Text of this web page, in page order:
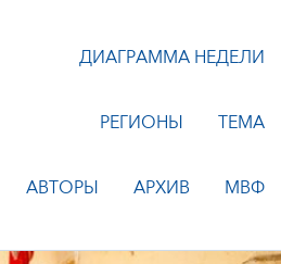
ДИАГРАММА НЕДЕЛИ
РЕГИОНЫ ТЕМА
АВТОРЫ АРХИВ МВФ